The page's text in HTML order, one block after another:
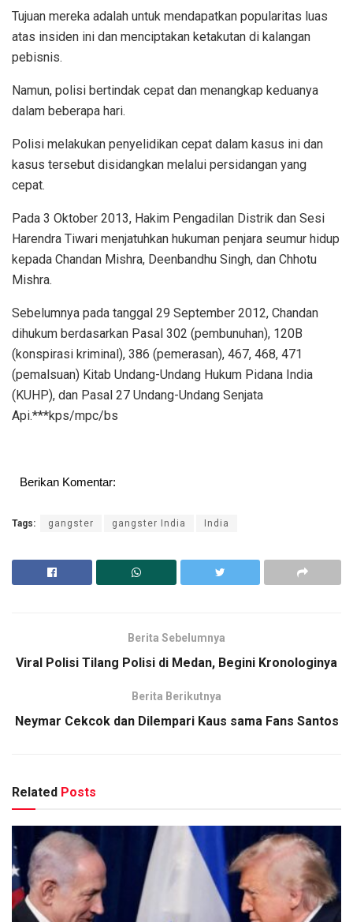
Tujuan mereka adalah untuk mendapatkan popularitas luas
atas insiden ini dan menciptakan ketakutan di kalangan
pebisnis.
Namun, polisi bertindak cepat dan menangkap keduanya
dalam beberapa hari.
Polisi melakukan penyelidikan cepat dalam kasus ini dan
kasus tersebut disidangkan melalui persidangan yang
cepat.
Pada 3 Oktober 2013, Hakim Pengadilan Distrik dan Sesi
Harendra Tiwari menjatuhkan hukuman penjara seumur hidup
kepada Chandan Mishra, Deenbandhu Singh, dan Chhotu
Mishra.
Sebelumnya pada tanggal 29 September 2012, Chandan
dihukum berdasarkan Pasal 302 (pembunuhan), 120B
(konspirasi kriminal), 386 (pemerasan), 467, 468, 471
(pemalsuan) Kitab Undang-Undang Hukum Pidana India
(KUHP), dan Pasal 27 Undang-Undang Senjata
Api.***kps/mpc/bs
Berikan Komentar:
Tags: gangster gangster India India
Berita Sebelumnya
Viral Polisi Tilang Polisi di Medan, Begini Kronologinya
Berita Berikutnya
Neymar Cekcok dan Dilempari Kaus sama Fans Santos
Related Posts